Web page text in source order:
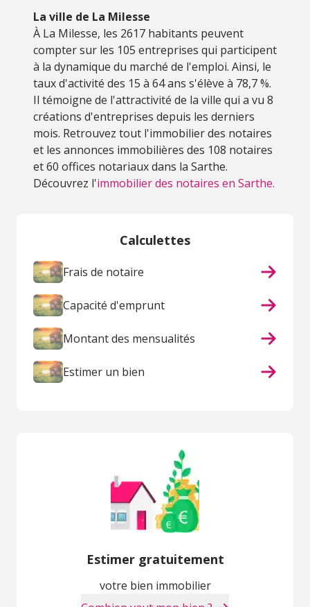
La ville de La Milesse
À La Milesse, les 2617 habitants peuvent
compter sur les 105 entreprises qui participent
à la dynamique du marché de l'emploi. Ainsi, le
taux d'activité des 15 à 64 ans s'élève à 78,7 %.
Il témoigne de l'attractivité de la ville qui a vu 8
créations d'entreprises depuis les derniers
mois. Retrouvez tout l'immobilier des notaires
et les annonces immobilières des 108 notaires
et 60 offices notariaux dans la Sarthe.
Découvrez l'immobilier des notaires en Sarthe.
Calculettes
Frais de notaire
Capacité d'emprunt
Montant des mensualités
Estimer un bien
Estimer gratuitement
votre bien immobilier